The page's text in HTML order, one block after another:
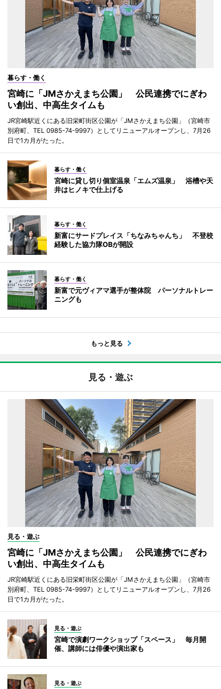
暮らす・働く
宮崎に「JMさかえまち公園」 公民連携でにぎわ
い創出、中高生タイムも
JR宮崎駅近くにある旧栄町街区公園が「JMさかえまち公園」（宮崎市
別府町、TEL 0985-74-9997）としてリニューアルオープンし、7月26
日で1カ月がたった。
暮らす・働く
宮崎に貸し切り個室温泉「エムズ温泉」 浴槽や天
井はヒノキで仕上げる
暮らす・働く
新富にサードプレイス「ちなみちゃんち」 不登校
経験した協力隊OBが開設
暮らす・働く
新富で元ヴィアマ選手が整体院 パーソナルトレー
ニングも
もっと見る
見る・遊ぶ
見る・遊ぶ
宮崎に「JMさかえまち公園」 公民連携でにぎわ
い創出、中高生タイムも
JR宮崎駅近くにある旧栄町街区公園が「JMさかえまち公園」（宮崎市
別府町、TEL 0985-74-9997）としてリニューアルオープンし、7月26
日で1カ月がたった。
見る・遊ぶ
宮崎で演劇ワークショップ「スペース」 毎月開
催、講師には俳優や演出家も
見る・遊ぶ